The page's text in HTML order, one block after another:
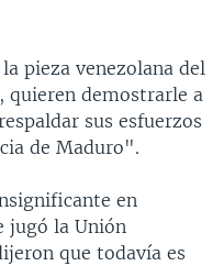
pieza venezolana del
quieren demostrarle a
sus esfuerzos
de Maduro".
en
jugó la Unión
que todavía es